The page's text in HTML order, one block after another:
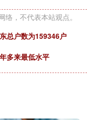
，不代表本站观点。
总户数为159346户
多来最低水平